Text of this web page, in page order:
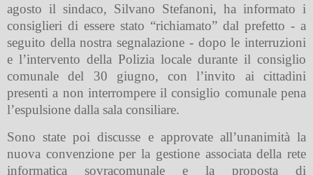
agosto il sindaco, Silvano Stefanoni, ha informato i
consiglieri di essere stato “richiamato” dal prefetto - a
seguito della nostra segnalazione - dopo le interruzioni
e l’intervento della Polizia locale durante il consiglio
comunale del 30 giugno, con l’invito ai cittadini
presenti a non interrompere il consiglio comunale pena
l’espulsione dalla sala consiliare.
Sono state poi discusse e approvate all’unanimità la
nuova convenzione per la gestione associata della rete
informatica sovracomunale e la proposta di